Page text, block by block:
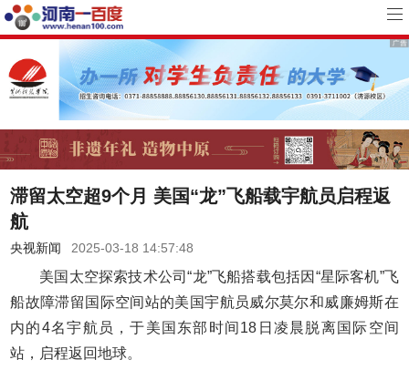
滞留太空超9个月 美国“龙”飞船载宇航员启程返
航
央视新闻 2025-03-18 14:57:48
美国太空探索技术公司“龙”飞船搭载包括因“星际客机”飞
船故障滞留国际空间站的美国宇航员威尔莫尔和威廉姆斯在
内的4名宇航员，于美国东部时间18日凌晨脱离国际空间
站，启程返回地球。